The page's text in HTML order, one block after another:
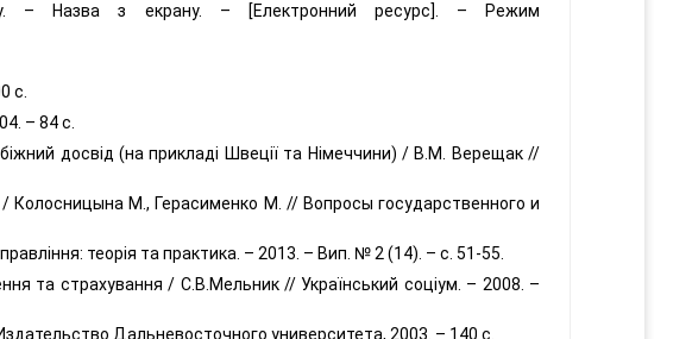
– Назва з екрану. – [Електронний ресурс]. – Режим
с.
– 84 с.
досвід (на прикладі Швеції та Німеччини) / В.М. Верещак //
Колосницына М., Герасименко М. // Вопросы государственного и
теорія та практика. – 2013. – Вип. № 2 (14). – с. 51-55.
та страхування / С.В.Мельник // Український соціум. – 2008. –
Дальневосточного университета, 2003. – 140 с.